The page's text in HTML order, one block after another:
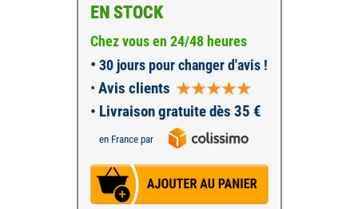
EN STOCK
Chez vous en 24/48 heures
• 30 jours pour changer d'avis !
• Avis clients
• Livraison gratuite dès 35 €
en France par